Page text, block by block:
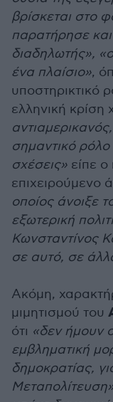
βρίσκεται στο
παρατήρησε
διαδηλωτής»,
ένα πλαίσιο»,
υποστηρικτικό
ελληνική κρίση
σημαντικό ρόλο
σχέσεις» είπε
επιχειρούμενο
οποίος άνοιξε
εξωτερική
Κωνσταντίνος
σε αυτό, σε
Ακόμη,
μιμητισμού του
ότι «δεν ήμουν
εμβληματική
δημοκρατίας,